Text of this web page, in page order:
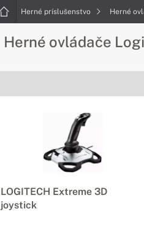
Herné príslušenstvo Herné
Herné ovládače
LOGITECH Extreme 3D
joystick